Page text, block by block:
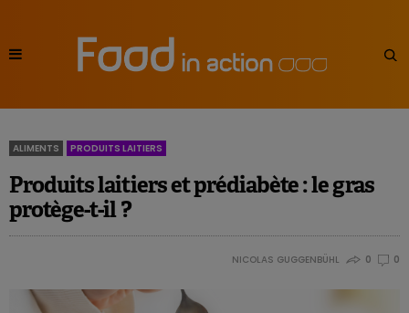
ALIMENTS PRODUITS LAITIERS
Produits laitiers et prédiabète : le gras
protège-t-il ?
NICOLAS GUGGENBÜHL 0 0